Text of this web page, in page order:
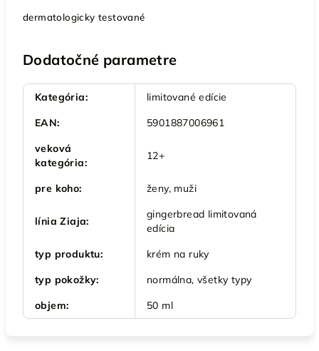
dermatologicky testované
Dodatočné parametre
Kategória:
limitované edície
EAN:
5901887006961
veková
kategória:
12+
pre koho: ženy, muži
línia Ziaja:
gingerbread limitovaná
edícia
typ produktu:
krém na ruky
typ pokožky:
normálna, všetky typy
objem: 50 ml